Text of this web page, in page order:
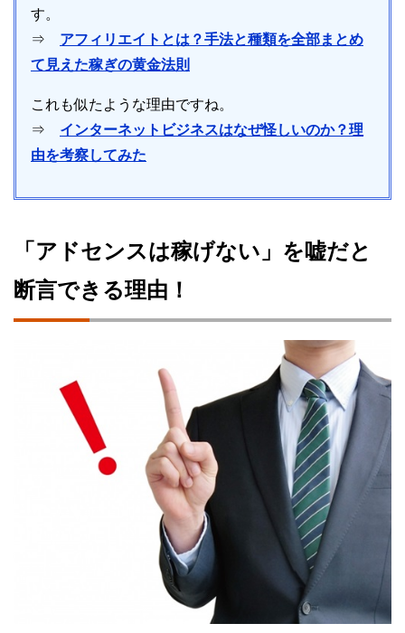
す。
⇒ アフィリエイトとは？手法と種類を全部まとめ
て見えた稼ぎの黄金法則
これも似たような理由ですね。
⇒ インターネットビジネスはなぜ怪しいのか？理
由を考察してみた
「アドセンスは稼げない」を嘘だと
断言できる理由！